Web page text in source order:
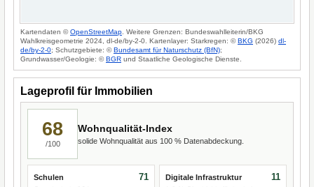
Kartendaten ©OpenStreetMap . Weitere Grenzen: Bundeswahlleiterin/BKG
Wahlkreisgeometrie 2024, dl-de/by-2-0. Kartenlayer: Starkregen: ©BKG (2026) dl-
de/by-2-0; Schutzgebiete: ©Bundesamt für Naturschutz (BfN);
Grundwasser/Geologie: ©BGR und Staatliche Geologische Dienste.
Lageprofil für Immobilien
68
/100
Wohnqualität-Index
solide Wohnqualität aus 100 % Datenabdeckung.
Schulen 71 Digitale Infrastruktur 11